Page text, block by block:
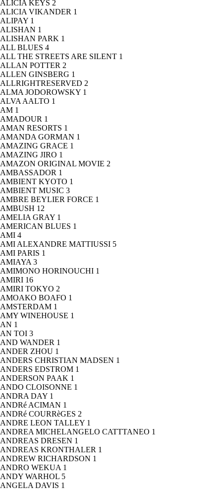
ALICIA KEYS 2
ALICIA VIKANDER 1
ALIPAY 1
ALISHAN 1
ALISHAN PARK 1
ALL BLUES 4
ALL THE STREETS ARE SILENT 1
ALLAN POTTER 2
ALLEN GINSBERG 1
ALLRIGHTRESERVED 2
ALMA JODOROWSKY 1
ALVA AALTO 1
AM 1
AMADOUR 1
AMAN RESORTS 1
AMANDA GORMAN 1
AMAZING GRACE 1
AMAZING JIRO 1
AMAZON ORIGINAL MOVIE 2
AMBASSADOR 1
AMBIENT KYOTO 1
AMBIENT MUSIC 3
AMBRE BEYLIER FORCE 1
AMBUSH 12
AMELIA GRAY 1
AMERICAN BLUES 1
AMI 4
AMI ALEXANDRE MATTIUSSI 5
AMI PARIS 1
AMIAYA 3
AMIMONO HORINOUCHI 1
AMIRI 16
AMIRI TOKYO 2
AMOAKO BOAFO 1
AMSTERDAM 1
AMY WINEHOUSE 1
AN 1
AN TOI 3
AND WANDER 1
ANDER ZHOU 1
ANDERS CHRISTIAN MADSEN 1
ANDERS EDSTROM 1
ANDERSON PAAK 1
ANDO CLOISONNE 1
ANDRA DAY 1
ANDRé ACIMAN 1
ANDRé COURRèGES 2
ANDRE LEON TALLEY 1
ANDREA MICHELANGELO CATTTANEO 1
ANDREAS DRESEN 1
ANDREAS KRONTHALER 1
ANDREW RICHARDSON 1
ANDRO WEKUA 1
ANDY WARHOL 5
ANGELA DAVIS 1